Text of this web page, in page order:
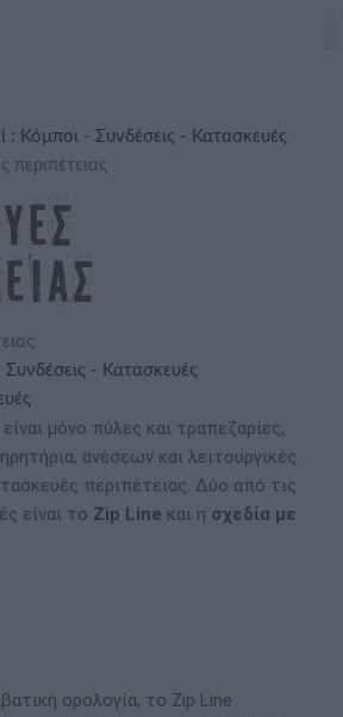
: Κόμποι - Συνδέσεις - Κατασκευές
περιπέτειας
Συνδέσεις - Κατασκευές
μόνο πύλες και τραπεζαρίες,
ανέσεων και λειτουργικές.
περιπέτειας. Δύο από τις
είναι το Zip Line και η σχεδία με
ορολογία, το Zip Line